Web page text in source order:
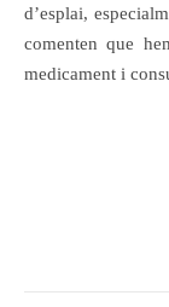
d’esplai,
comenten que
medicament i